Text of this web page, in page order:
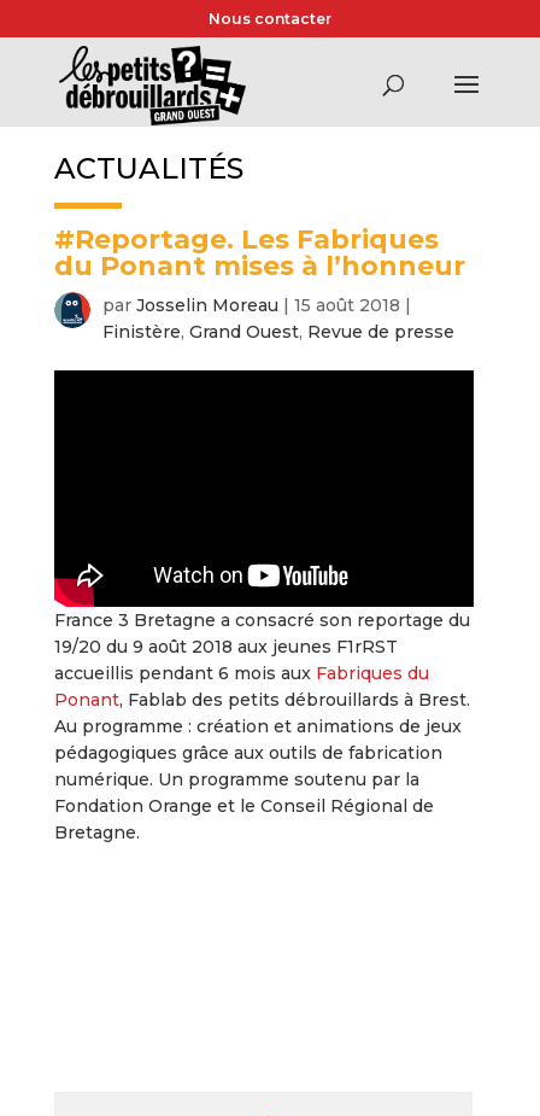
Nous contacter
ACTUALITÉS
#Reportage. Les Fabriques
du Ponant mises à l’honneur
par Josselin Moreau | 15 août 2018 |
Finistère, Grand Ouest, Revue de presse
France 3 Bretagne a consacré son reportage du
19/20 du 9 août 2018 aux jeunes F1rRST
accueillis pendant 6 mois aux Fabriques du
Ponant, Fablab des petits débrouillards à Brest.
Au programme : création et animations de jeux
pédagogiques grâce aux outils de fabrication
numérique. Un programme soutenu par la
Fondation Orange et le Conseil Régional de
Bretagne.